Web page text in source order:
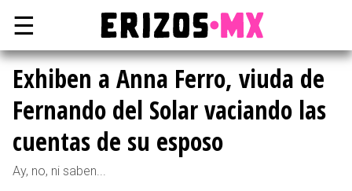
☰
Exhiben a Anna Ferro, viuda de
Fernando del Solar vaciando las
cuentas de su esposo
Ay, no, ni saben...